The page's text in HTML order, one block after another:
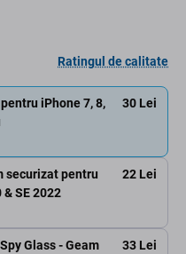
Ratingul de calitate
securizat pentru
& SE 2022
22 Lei
Glass - Geam
33 Lei
iPhone 7, 8,
30 Lei